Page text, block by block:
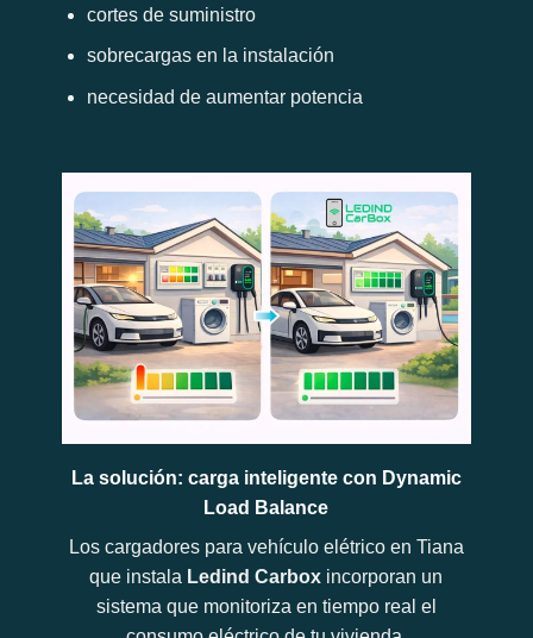
cortes de suministro
sobrecargas en la instalación
necesidad de aumentar potencia
La solución: carga inteligente con Dynamic
Load Balance
Los cargadores para vehículo elétrico en Tiana
que instala Ledind Carbox incorporan un
sistema que monitoriza en tiempo real el